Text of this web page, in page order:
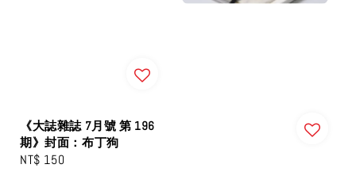
《大誌雜誌 7月號 第 196
期》封面：布丁狗
Regular
NT$ 150